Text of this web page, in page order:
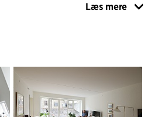
hovedgreb er en samlende
og skaber en bygning, der
og fremstår som et nutidigt
Det ses bl.a. i taglandskabes
af Boulevardens markante
af tegl, der matcher
Bygningens hjørne har et
Læs mere